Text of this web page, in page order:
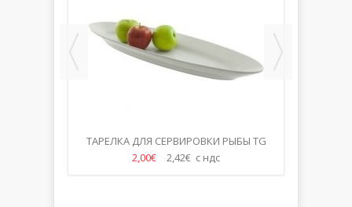
ТАРЕЛКА ДЛЯ СЕРВИРОВКИ РЫБЫ TG
66X26СМ
2,00€ 2,42€ с ндс